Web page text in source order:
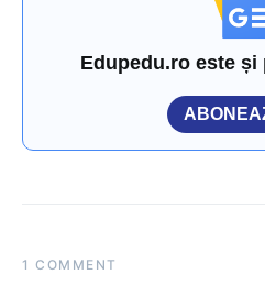
Edupedu.ro este și
1 COMMENT